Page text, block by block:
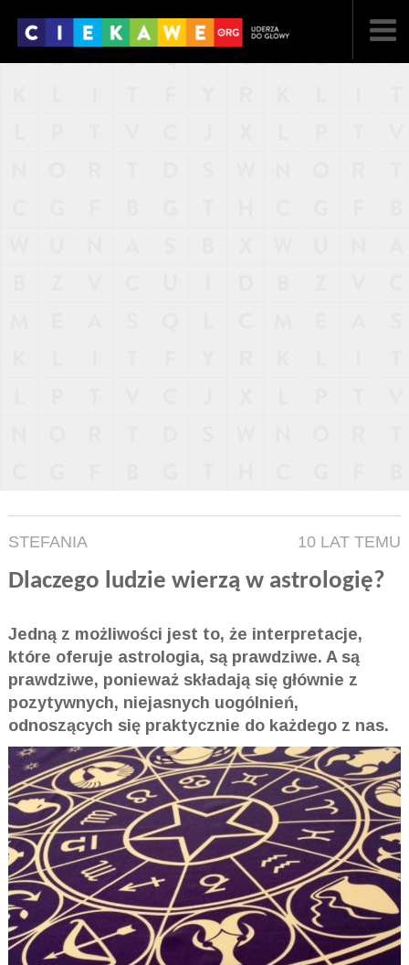
STEFANIA 10 LAT TEMU
Dlaczego ludzie wierzą w astrologię?
Jedną z możliwości jest to, że interpretacje,
które oferuje astrologia, są prawdziwe. A są
prawdziwe, ponieważ składają się głównie z
pozytywnych, niejasnych uogólnień,
odnoszących się praktycznie do każdego z nas.